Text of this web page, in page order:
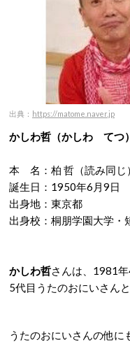
出典： https://matome.naver.jp
かしわ哲（かしわ てつ）
本 名：柏 哲（読み同じ）
誕生日：1950年6月9日
出身地：東京都
出身校：桐朋学園大学・
かしわ哲さんは、1981
5代目うたのおにいさん
うたのおにいさんの他に